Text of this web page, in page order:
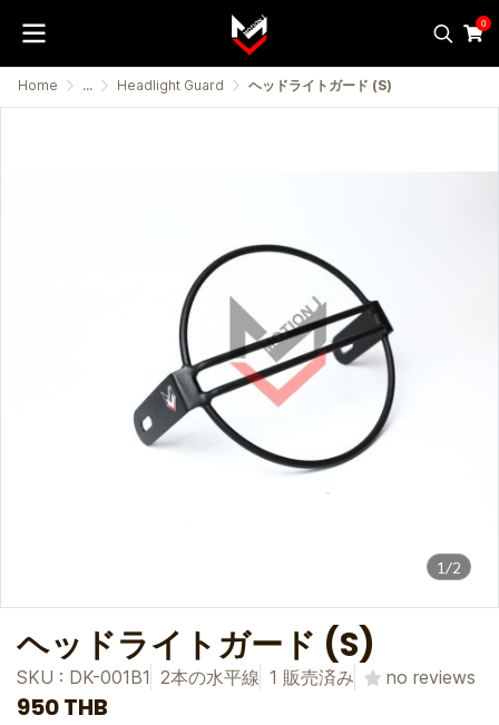
0
Home ... Headlight Guard ヘッドライトガード (S)
1/2
ヘッドライトガード (S)
SKU : DK-001B1 2本の水平線 1 販売済み no reviews
950 THB